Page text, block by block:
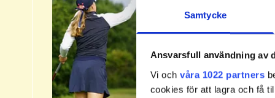
Samtycke
Ansvarsfull användning av
Vi och våra 1022 partners
cookies för att lagra och få
​Läs